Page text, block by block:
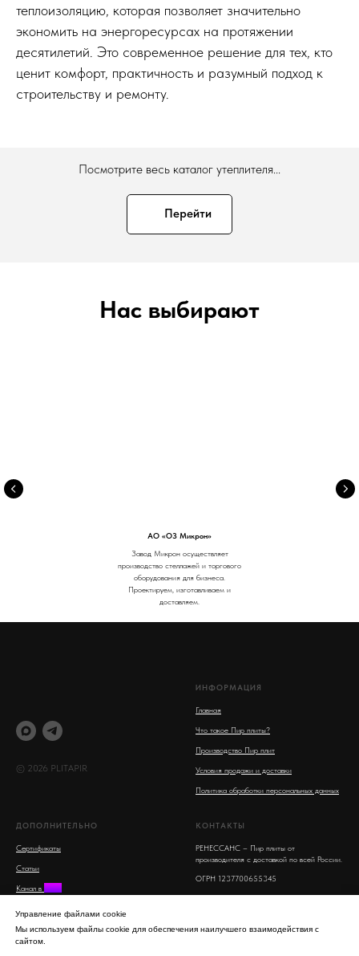
теплоизоляцию, которая позволяет значительно
экономить на энергоресурсах на протяжении
десятилетий. Это современное решение для тех, кто
ценит комфорт, практичность и разумный подход к
строительству и ремонту.
Посмотрите весь каталог утеплителя...
Перейти
Нас выбирают
АО «ОЗ Микрон»
Завод Микрон осуществляет
производство стеллажей и торгового
оборудования для бизнеса.
Проектируем, изготавливаем и
доставляем.
© 2026 PLITAPIR
ИНФОРМАЦИЯ
Главная
Что такое Пир плиты?
Производство Пир плит
Условия продажи и доставки
Политика обработки персональных данных
ДОПОЛНИТЕЛЬНО
Сертификаты
Статьи
Канал в MAX
КОНТАКТЫ
РЕНЕССАНС – Пир плиты от
производителя с доставкой по всей России.
ОГРН 1237700655345
Московская область, Люберцы, улица 8
info@plitapir.ru
Управление файлами cookie
Мы используем файлы cookie для обеспечения наилучшего взаимодействия с
сайтом.